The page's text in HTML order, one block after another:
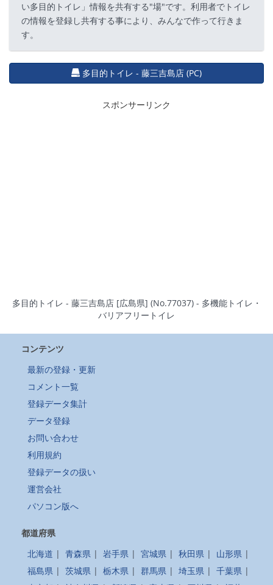
い多目的トイレ」情報を共有する"場"です。利用者でトイレ
の情報を登録し共有する事により、みんなで作って行きま
す。
多目的トイレ - 藤三吉島店 (PC)
スポンサーリンク
多目的トイレ - 藤三吉島店 [広島県] (No.77037) - 多機能トイレ・
バリアフリートイレ
コンテンツ
最新の登録・更新
コメント一覧
登録データ集計
データ登録
お問い合わせ
利用規約
登録データの扱い
運営会社
パソコン版へ
都道府県
北海道 | 青森県 | 岩手県 | 宮城県 | 秋田県 | 山形県 |
福島県 | 茨城県 | 栃木県 | 群馬県 | 埼玉県 | 千葉県 |